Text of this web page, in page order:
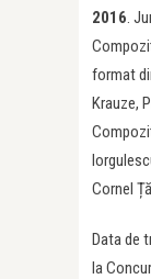
2016.
format
Krauze,
Cornel
Data de
la